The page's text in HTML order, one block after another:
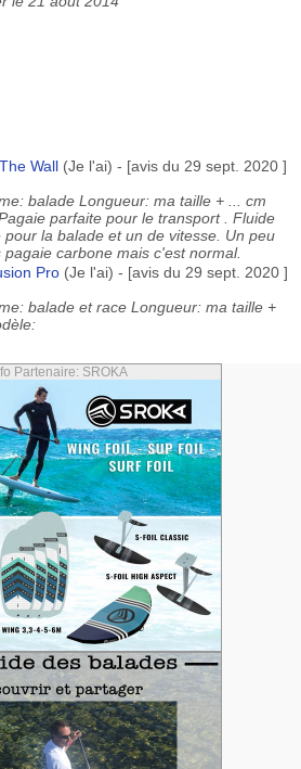
Wall(Je l'ai) - [avis du 29 sept. 2020 ]
balade Longueur: ma taille + ... cm
parfaite pour le transport . Fluide
pour la balade et un de vitesse. Un peu
pagaie carbone mais c'est normal.
Pro(Je l'ai) - [avis du 29 sept. 2020 ]
balade et race Longueur: ma taille +
Partenaire: SROKA